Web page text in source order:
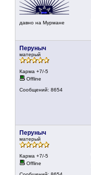
давно на Мурмане
Перуныч
матерый
Карма +7/-5
Offline
Сообщений: 8654
Перуныч
матерый
Карма +7/-5
Offline